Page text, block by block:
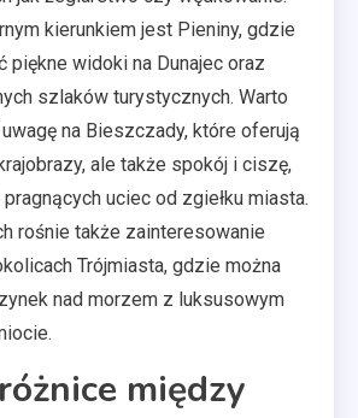
kierunkiem jest Pieniny, gdzie
piękne widoki na Dunajec oraz
szlaków turystycznych. Warto
na Bieszczady, które oferują
ale także spokój i ciszę,
uciec od zgiełku miasta.
rośnie także zainteresowanie
Trójmiasta, gdzie można
nad morzem z luksusowym
między